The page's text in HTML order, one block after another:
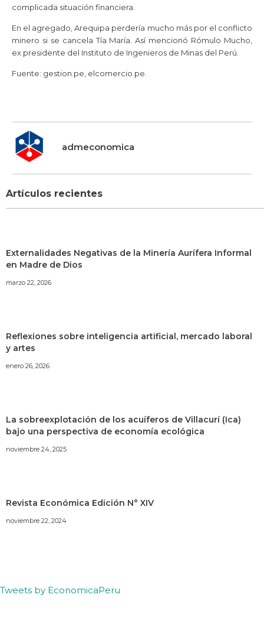
complicada situación financiera.
En el agregado, Arequipa perdería mucho más por el conflicto
minero si se cancela Tía María. Así mencionó Rómulo Mucho,
ex presidente del Instituto de Ingenieros de Minas del Perú.
Fuente: gestion.pe, elcomercio.pe.
admeconomica
Artículos recientes
Externalidades Negativas de la Minería Aurífera Informal
en Madre de Dios
marzo 22, 2026
Reflexiones sobre inteligencia artificial, mercado laboral
y artes
enero 26, 2026
La sobreexplotación de los acuíferos de Villacurí (Ica)
bajo una perspectiva de economía ecológica
noviembre 24, 2025
Revista Económica Edición N° XIV
noviembre 22, 2024
Tweets by EconomicaPeru